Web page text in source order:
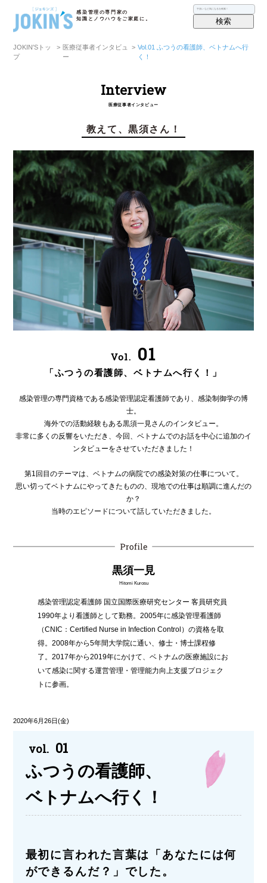
感染管理の専門家の
知識とノウハウをご家庭に。
検索
JOKIN′Sトッ
プ
> 医療従事者インタビュ
ー
> Vol.01 ふつうの看護師、ベトナムへ行
く！
Interview
医療従事者インタビュー
教えて、黒須さん！
Vol. 01
「ふつうの看護師、ベトナムへ行く！」
感染管理の専門資格である感染管理認定看護師であり、感染制御学の博
士。
海外での活動経験もある黒須一見さんのインタビュー。
非常に多くの反響をいただき、今回、ベトナムでのお話を中心に追加のイ
ンタビューをさせていただきました！
第1回目のテーマは、ベトナムの病院での感染対策の仕事について。
思い切ってベトナムにやってきたものの、現地での仕事は順調に進んだの
か？
当時のエピソードについて話していただきました。
黒須一見
Hitomi Kurosu
感染管理認定看護師 国立国際医療研究センター 客員研究員
1990年より看護師として勤務。2005年に感染管理看護師
（CNIC：Certified Nurse in Infection Control）の資格を取
得。2008年から5年間大学院に通い、修士・博士課程修
了。2017年から2019年にかけて、ベトナムの医療施設にお
いて感染に関する運営管理・管理能力向上支援プロジェク
トに参画。
2020年6月26日(金)
vol. 01
ふつうの看護師、
ベトナムへ行く！
最初に言われた言葉は「あなたには何
ができるんだ？」でした。